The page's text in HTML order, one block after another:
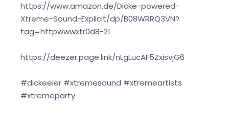
https://www.amazon.de/Dicke-powered-
Xtreme-Sound-Explicit/dp/B08WRRQ3VN?
tag=httpwwwxtr0d8-21
https://deezer.page.link/nLgLucAF5ZxisvjG6
#dickeeier #xtremesound #xtremeartists
#xtremeparty